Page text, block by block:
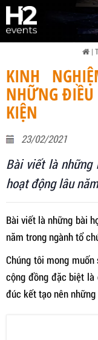
|
KINH
NHỮNG ĐIỀU
KIỆN
23/02/2021
Bài viết là
hoạt động lâu
Bài viết là những bài
năm trong ngành tổ
Chúng tôi mong
cộng đồng đặc biệt
đúc kết tạo nên